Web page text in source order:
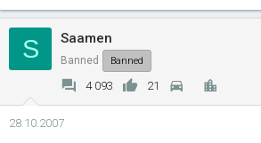
S Saamen
Banned Banned
4 093 21
28.10.2007